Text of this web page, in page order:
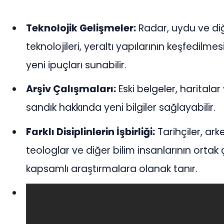
Teknolojik Gelişmeler: Radar, uydu ve
teknolojileri, yeraltı yapılarının
yeni ipuçları sunabilir.
Arşiv Çalışmaları: Eski belgeler,
sandık hakkında yeni bilgiler sağlayabilir.
Farklı Disiplinlerin İşbirliği: Tarihçiler,
teologlar ve diğer bilim insanlarının ortak
kapsamlı araştırmalara olanak tanır.